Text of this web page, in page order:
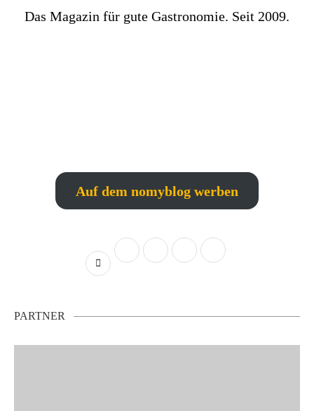
Das Magazin für gute Gastronomie. Seit 2009.
Auf dem nomyblog werben
PARTNER